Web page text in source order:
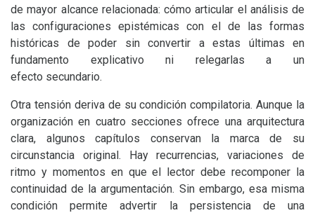
de mayor alcance relacionada: cómo articular el análisis de
las configuraciones epistémicas con el de las formas
históricas de poder sin convertir a estas últimas en
fundamento explicativo ni relegarlas a un
efecto secundario.
Otra tensión deriva de su condición compilatoria. Aunque la
organización en cuatro secciones ofrece una arquitectura
clara, algunos capítulos conservan la marca de su
circunstancia original. Hay recurrencias, variaciones de
ritmo y momentos en que el lector debe recomponer la
continuidad de la argumentación. Sin embargo, esa misma
condición permite advertir la persistencia de una